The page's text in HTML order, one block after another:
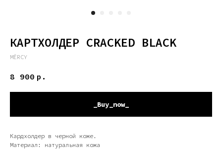
КАРТХОЛДЕР CRACKED BLACK
MĒRCY
8 900 р.
_Buy_now_
Кардхолдер в черной коже.
Материал: натуральная кожа